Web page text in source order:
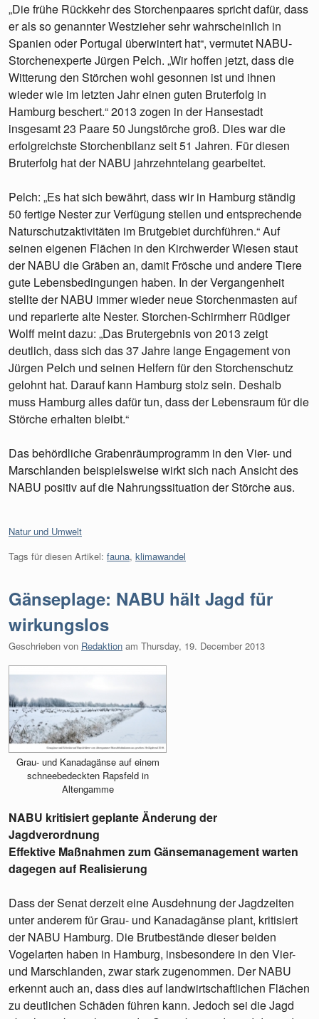
„Die frühe Rückkehr des Storchenpaares spricht dafür, dass
er als so genannter Westzieher sehr wahrscheinlich in
Spanien oder Portugal überwintert hat“, vermutet NABU-
Storchenexperte Jürgen Pelch. „Wir hoffen jetzt, dass die
Witterung den Störchen wohl gesonnen ist und ihnen
wieder wie im letzten Jahr einen guten Bruterfolg in
Hamburg beschert.“ 2013 zogen in der Hansestadt
insgesamt 23 Paare 50 Jungstörche groß. Dies war die
erfolgreichste Storchenbilanz seit 51 Jahren. Für diesen
Bruterfolg hat der NABU jahrzehntelang gearbeitet.
Pelch: „Es hat sich bewährt, dass wir in Hamburg ständig
50 fertige Nester zur Verfügung stellen und entsprechende
Naturschutzaktivitäten im Brutgebiet durchführen.“ Auf
seinen eigenen Flächen in den Kirchwerder Wiesen staut
der NABU die Gräben an, damit Frösche und andere Tiere
gute Lebensbedingungen haben. In der Vergangenheit
stellte der NABU immer wieder neue Storchenmasten auf
und reparierte alte Nester. Storchen-Schirmherr Rüdiger
Wolff meint dazu: „Das Brutergebnis von 2013 zeigt
deutlich, dass sich das 37 Jahre lange Engagement von
Jürgen Pelch und seinen Helfern für den Storchenschutz
gelohnt hat. Darauf kann Hamburg stolz sein. Deshalb
muss Hamburg alles dafür tun, dass der Lebensraum für die
Störche erhalten bleibt.“
Das behördliche Grabenräumprogramm in den Vier- und
Marschlanden beispielsweise wirkt sich nach Ansicht des
NABU positiv auf die Nahrungssituation der Störche aus.
Kategorien:
Natur und Umwelt
Tags für diesen Artikel: fauna, klimawandel
Gänseplage: NABU hält Jagd für
wirkungslos
Geschrieben von Redaktion am Thursday, 19. December 2013
Grau- und Kanadagänse auf einem
schneebedeckten Rapsfeld in
Altengamme
NABU kritisiert geplante Änderung der
Jagdverordnung
Effektive Maßnahmen zum Gänsemanagement warten
dagegen auf Realisierung
Dass der Senat derzeit eine Ausdehnung der Jagdzeiten
unter anderem für Grau- und Kanadagänse plant, kritisiert
der NABU Hamburg. Die Brutbestände dieser beiden
Vogelarten haben in Hamburg, insbesondere in den Vier-
und Marschlanden, zwar stark zugenommen. Der NABU
erkennt auch an, dass dies auf landwirtschaftlichen Flächen
zu deutlichen Schäden führen kann. Jedoch sei die Jagd